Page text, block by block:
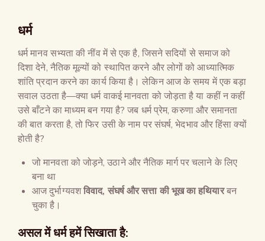
धर्म
धर्म मानव सभ्यता की नींव में से एक है, जिसने सदियों से समाज को
दिशा देने, नैतिक मूल्यों को स्थापित करने और लोगों को आध्यात्मिक
शांति प्रदान करने का कार्य किया है। लेकिन आज के समय में एक बड़ा
सवाल उठता है—क्या धर्म वाकई मानवता को जोड़ता है या कहीं न कहीं
उसे बाँटने का माध्यम बन गया है? जब धर्म प्रेम, करुणा और समानता
की बात करता है, तो फिर उसी के नाम पर संघर्ष, भेदभाव और हिंसा क्यों
होती है?
जो मानवता को जोड़ने, उठाने और नैतिक मार्ग पर चलाने के लिए
बना था
आज दुर्भाग्यवशविवाद, संघर्ष और सत्ता की भूख का हथियारबन
चुका है।
असल में धर्म हमें सिखाता है: